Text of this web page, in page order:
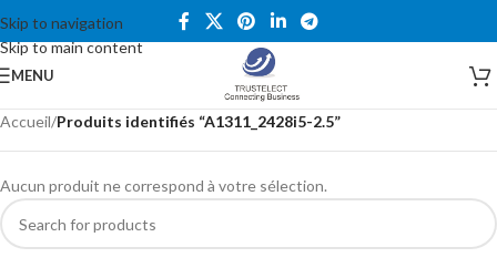
Skip to navigation
Skip to main content
MENU
Accueil/Produits identifiés “A1311_2428i5-2.5”
Aucun produit ne correspond à votre sélection.